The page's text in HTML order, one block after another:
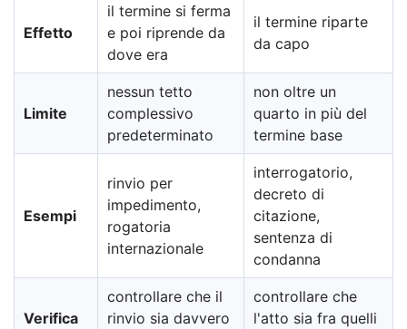
Effetto
il termine si ferma
e poi riprende da
dove era
il termine riparte
da capo
Limite
nessun tetto
complessivo
predeterminato
non oltre un
quarto in più del
termine base
Esempi
rinvio per
impedimento,
rogatoria
internazionale
interrogatorio,
decreto di
citazione,
sentenza di
condanna
Verifica
controllare che il
rinvio sia davvero
controllare che
l'atto sia fra quelli